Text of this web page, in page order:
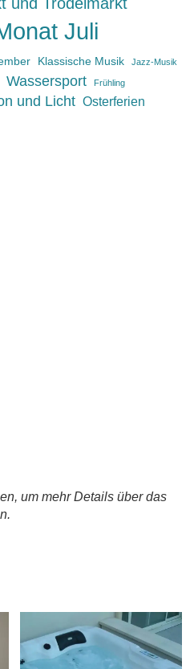
Juli
Klassische Musik Jazz-Musik
Wassersport Frühling
und Licht Osterferien
um mehr Details über das